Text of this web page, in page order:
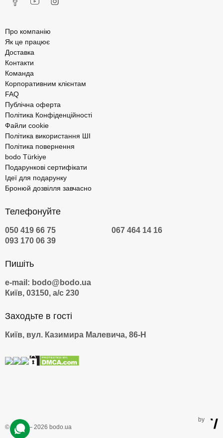
Про компанію
Як це працює
Доставка
Контакти
Команда
Корпоративним клієнтам
FAQ
Публічна оферта
Політика Конфіденційності
Файли cookie
Політика використання ШІ
Політика повернення
bodo Türkiye
Подарункові сертифікати
Ідеї для подарунку
Бронюй дозвілля завчасно
Телефонуйте
050 419 66 75
067 464 14 16
093 170 06 39
Пишіть
e-mail: bodo@bodo.ua
Київ, 03150, а/с 230
Заходьте в гості
Київ, вул. Казимира Малевича, 86-Н
© 2009 — 2026 bodo.ua
by